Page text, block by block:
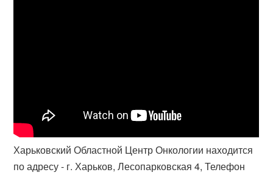
Харьковский Областной Центр Онкологии находится
по адресу - г. Харьков, Лесопарковская 4, Телефон